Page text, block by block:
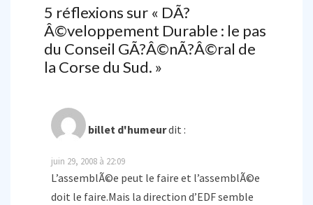
5 réflexions sur « DÃ?
Â©veloppement Durable : le pas
du Conseil GÃ?Â©nÃ?Â©ral de
la Corse du Sud. »
billet d'humeurdit :
juin 29, 2008 à 22:09
L’assemblÃ©e peut le faire et l’assemblÃ©e
doit le faire.Mais la direction d’EDF semble